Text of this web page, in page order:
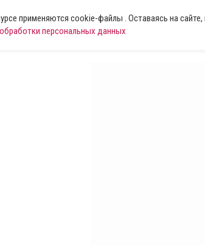
применяются cookie-файлы . Оставаясь на
персональных данных